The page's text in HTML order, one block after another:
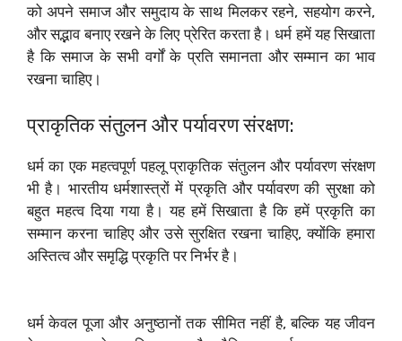
को अपने समाज और समुदाय के साथ मिलकर रहने, सहयोग करने,
और सद्भाव बनाए रखने के लिए प्रेरित करता है। धर्म हमें यह सिखाता
है कि समाज के सभी वर्गों के प्रति समानता और सम्मान का भाव
रखना चाहिए।
प्राकृतिक संतुलन और पर्यावरण संरक्षण:
धर्म का एक महत्वपूर्ण पहलू प्राकृतिक संतुलन और पर्यावरण संरक्षण
भी है। भारतीय धर्मशास्त्रों में प्रकृति और पर्यावरण की सुरक्षा को
बहुत महत्व दिया गया है। यह हमें सिखाता है कि हमें प्रकृति का
सम्मान करना चाहिए और उसे सुरक्षित रखना चाहिए, क्योंकि हमारा
अस्तित्व और समृद्धि प्रकृति पर निर्भर है।
धर्म केवल पूजा और अनुष्ठानों तक सीमित नहीं है, बल्कि यह जीवन